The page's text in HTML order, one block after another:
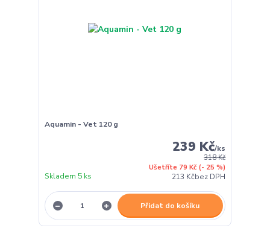
Aquamin - Vet 120 g
318 Kč
Ušetříte 79 Kč (- 25 %)
239 Kč/ks
213 Kčbez DPH
Skladem 5 ks
Přidat do košíku